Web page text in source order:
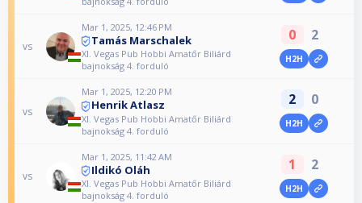
vs
Mar 1, 2025, 12:46 PM
Tamás Marschalek
XI. Vegas Pub Hobbi Amatőr Biliárd
bajnokság 4. forduló
0 2
H2H
vs
Mar 1, 2025, 12:20 PM
Henrik Atlasz
XI. Vegas Pub Hobbi Amatőr Biliárd
bajnokság 4. forduló
2 0
H2H
vs
Mar 1, 2025, 11:42 AM
Ildikó Oláh
XI. Vegas Pub Hobbi Amatőr Biliárd
bajnokság 4. forduló
1 2
H2H